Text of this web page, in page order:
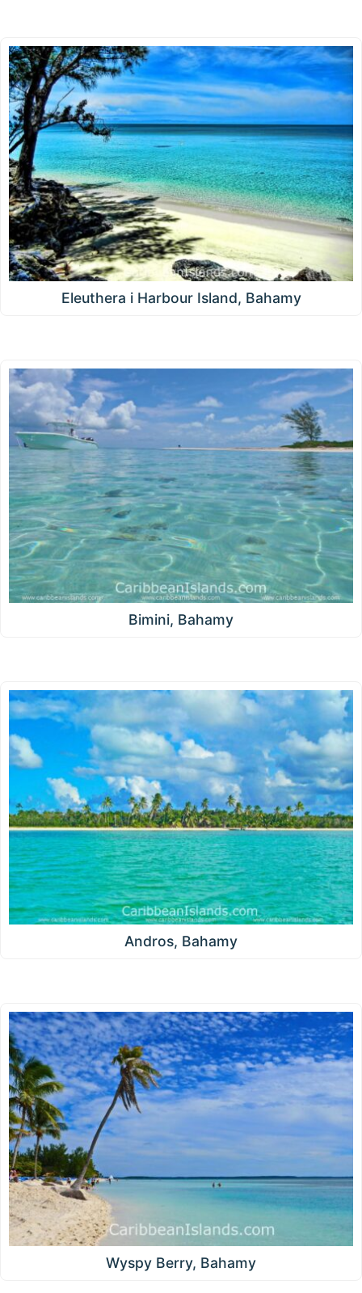
Eleuthera i Harbour Island, Bahamy
Bimini, Bahamy
Andros, Bahamy
Wyspy Berry, Bahamy